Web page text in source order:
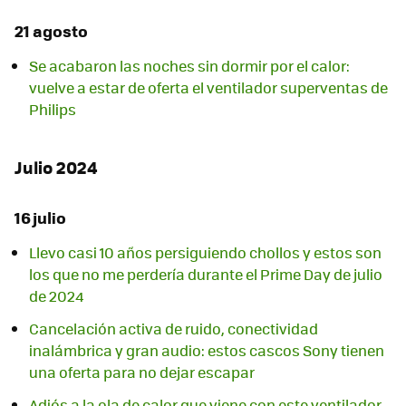
21 agosto
Se acabaron las noches sin dormir por el calor:
vuelve a estar de oferta el ventilador superventas de
Philips
Julio 2024
16 julio
Llevo casi 10 años persiguiendo chollos y estos son
los que no me perdería durante el Prime Day de julio
de 2024
Cancelación activa de ruido, conectividad
inalámbrica y gran audio: estos cascos Sony tienen
una oferta para no dejar escapar